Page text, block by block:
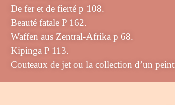
De fer et de fierté p 108.
Beauté fatale P 162.
Waffen aus Zentral-Afrika p 68.
Kipinga P 113.
Couteaux de jet ou la collection d’un